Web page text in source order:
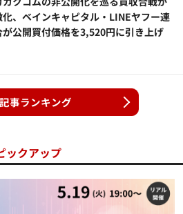
化、ベインキャピタル・LINEヤフー連
が公開買付価格を3,520円に引き上げ
事ランキング
ックアップ